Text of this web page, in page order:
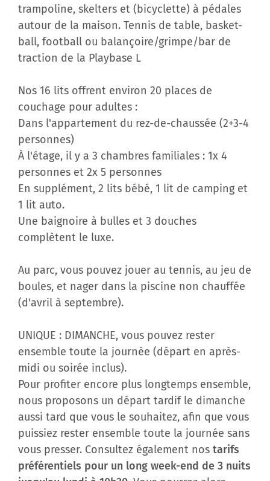
trampoline, skelters et (bicyclette) à pédales
autour de la maison. Tennis de table, basket-
ball, football ou balançoire/grimpe/bar de
traction de la Playbase L
Nos 16 lits offrent environ 20 places de
couchage pour adultes :
Dans l'appartement du rez-de-chaussée (2+3-4
personnes)
À l'étage, il y a 3 chambres familiales : 1x 4
personnes et 2x 5 personnes
En supplément, 2 lits bébé, 1 lit de camping et
1 lit auto.
Une baignoire à bulles et 3 douches
complètent le luxe.
Au parc, vous pouvez jouer au tennis, au jeu de
boules, et nager dans la piscine non chauffée
(d'avril à septembre).
UNIQUE : DIMANCHE, vous pouvez rester
ensemble toute la journée (départ en après-
midi ou soirée inclus).
Pour profiter encore plus longtemps ensemble,
nous proposons un départ tardif le dimanche
aussi tard que vous le souhaitez, afin que vous
puissiez rester ensemble toute la journée sans
vous presser. Consultez également nos tarifs
préférentiels pour un long week-end de 3 nuits